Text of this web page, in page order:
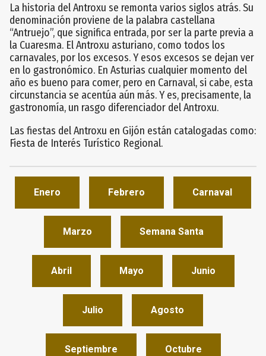
La historia del Antroxu se remonta varios siglos atrás. Su
denominación proviene de la palabra castellana
“Antruejo”, que significa entrada, por ser la parte previa a
la Cuaresma. El Antroxu asturiano, como todos los
carnavales, por los excesos. Y esos excesos se dejan ver
en lo gastronómico. En Asturias cualquier momento del
año es bueno para comer, pero en Carnaval, si cabe, esta
circunstancia se acentúa aún más. Y es, precisamente, la
gastronomía, un rasgo diferenciador del Antroxu.
Las fiestas del Antroxu en Gijón están catalogadas como:
Fiesta de Interés Turístico Regional.
Enero Febrero Carnaval
Marzo Semana Santa
Abril Mayo Junio
Julio Agosto
Septiembre Octubre